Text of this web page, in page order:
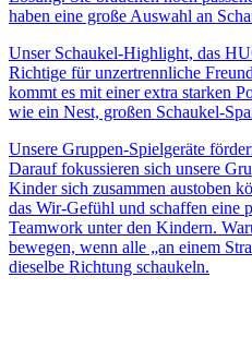
haben eine große Auswahl an
Unser Schaukel-Highlight, das
Richtige für unzertrennliche
kommt es mit einer extra starken
wie ein Nest, großen Schaukel-
Unsere Gruppen-Spielgeräte
Darauf fokussieren sich unsere
Kinder sich zusammen austoben
das Wir-Gefühl und schaffen eine
Teamwork unter den Kindern.
bewegen, wenn alle „an einem
dieselbe Richtung schaukeln.